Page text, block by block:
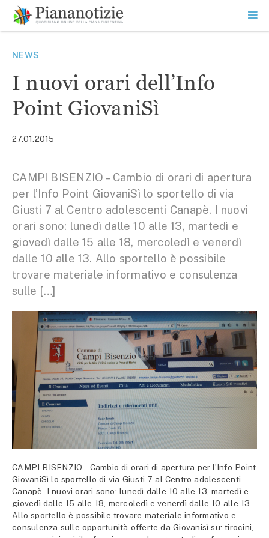
contenuto
SEARCH
NEWS
I nuovi orari dell’Info
Point GiovaniSì
27.01.2015
CAMPI BISENZIO – Cambio di orari di apertura
per l’Info Point GiovaniSì lo sportello di via
Giusti 7 al Centro adolescenti Canapè. I nuovi
orari sono: lunedì dalle 10 alle 13, martedì e
giovedì dalle 15 alle 18, mercoledì e venerdì
dalle 10 alle 13. Allo sportello è possibile
trovare materiale informativo e consulenza
sulle […]
CAMPI BISENZIO – Cambio di orari di apertura per l’Info Point
GiovaniSì lo sportello di via Giusti 7 al Centro adolescenti
Canapè. I nuovi orari sono: lunedì dalle 10 alle 13, martedì e
giovedì dalle 15 alle 18, mercoledì e venerdì dalle 10 alle 13.
Allo sportello è possibile trovare materiale informativo e
consulenza sulle opportunità offerte da Giovanisì su: tirocini,